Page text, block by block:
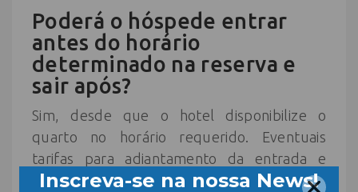
Poderá o hóspede entrar
antes do horário
determinado na reserva e
sair após?
Sim, desde que o hotel disponibilize o
quarto no horário requerido. Eventuais
tarifas para adiantamento da entrada e
retardamento da saída ficarão por conta da